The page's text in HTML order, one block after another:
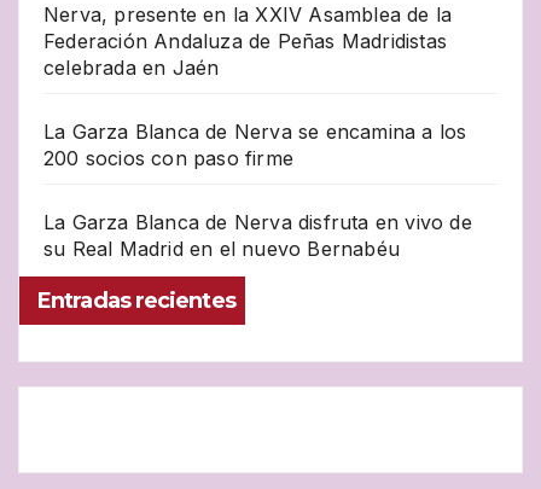
Nerva, presente en la XXIV Asamblea de la
Federación Andaluza de Peñas Madridistas
celebrada en Jaén
La Garza Blanca de Nerva se encamina a los
200 socios con paso firme
La Garza Blanca de Nerva disfruta en vivo de
su Real Madrid en el nuevo Bernabéu
Entradas recientes